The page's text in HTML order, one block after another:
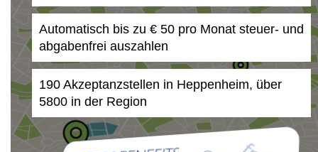
Automatisch bis zu € 50 pro Monat steuer- und
abgabenfrei auszahlen
190 Akzeptanzstellen in Heppenheim, über
5800 in der Region